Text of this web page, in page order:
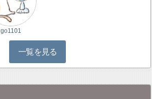
go1101
一覧を見る